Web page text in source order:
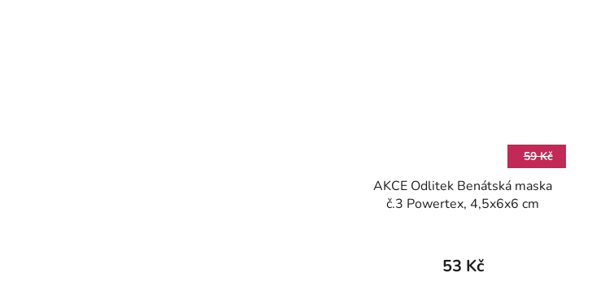
59 Kč
AKCE Odlitek Benátská maska
č.3 Powertex, 4,5x6x6 cm
53 Kč